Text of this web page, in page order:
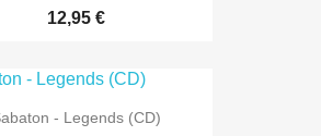
12,95 €
- Legends (CD)